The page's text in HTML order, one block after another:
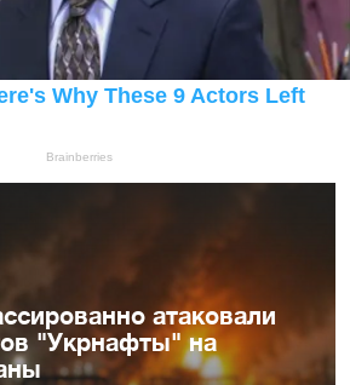
атаковали
"Укрнафты" на